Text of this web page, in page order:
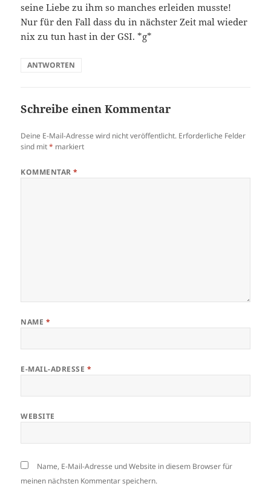
seine Liebe zu ihm so manches erleiden musste!
Nur für den Fall dass du in nächster Zeit mal wieder
nix zu tun hast in der GSI. *g*
ANTWORTEN
Schreibe einen Kommentar
Deine E-Mail-Adresse wird nicht veröffentlicht. Erforderliche Felder
sind mit* markiert
KOMMENTAR*
NAME *
E-MAIL-ADRESSE *
WEBSITE
Name, E-Mail-Adresse und Website in diesem Browser für
meinen nächsten Kommentar speichern.